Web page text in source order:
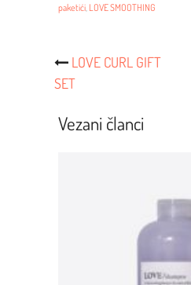
paketići, LOVE SMOOTHING
Post
Navigacija
LOVE CURL GIFT
SET
Vezani članci